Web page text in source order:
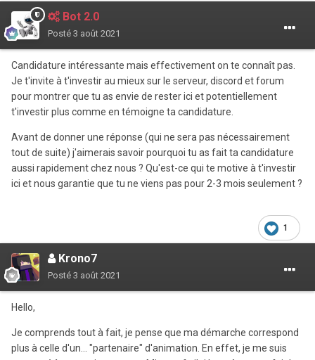
Bot 2.0
Posté 3 août 2021
Candidature intéressante mais effectivement on te connaît pas.
Je t'invite à t'investir au mieux sur le serveur, discord et forum
pour montrer que tu as envie de rester ici et potentiellement
t'investir plus comme en témoigne ta candidature.
Avant de donner une réponse (qui ne sera pas nécessairement
tout de suite) j'aimerais savoir pourquoi tu as fait ta candidature
aussi rapidement chez nous ? Qu'est-ce qui te motive à t'investir
ici et nous garantie que tu ne viens pas pour 2-3 mois seulement ?
1
Krono7
Posté 3 août 2021
Hello,
Je comprends tout à fait, je pense que ma démarche correspond
plus à celle d'un... "partenaire" d'animation. En effet, je me suis